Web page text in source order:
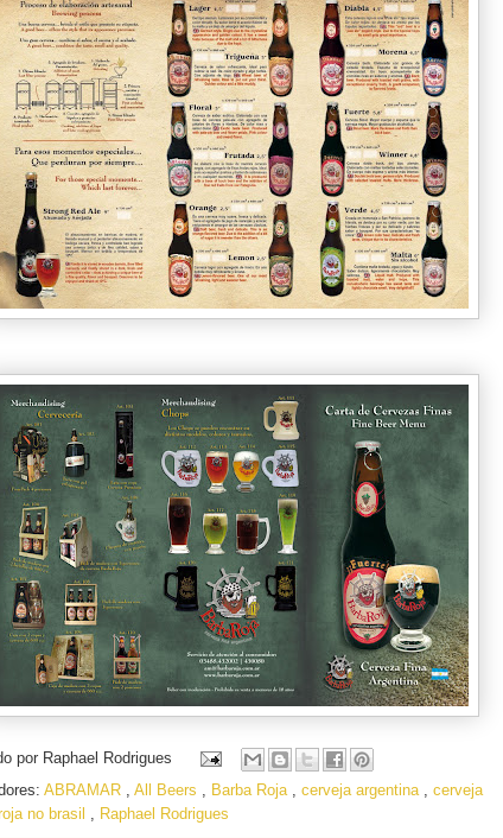
por Raphael Rodrigues
ABRAMAR , All Beers , Barba Roja , cerveja argentina , cerveja
no brasil , Raphael Rodrigues